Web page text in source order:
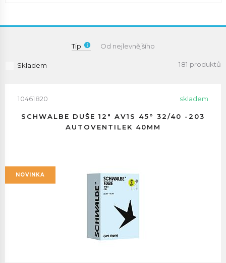
Tip Od nejlevnějšího
Skladem 181 produktů
10461820 skladem
SCHWALBE DUŠE 12" AV1S 45° 32/40 -203
AUTOVENTILEK 40MM
NOVINKA